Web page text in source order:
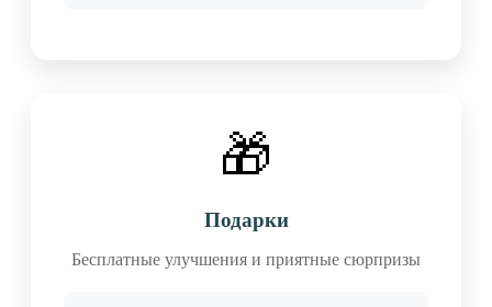
🎁
Подарки
Бесплатные улучшения и приятные сюрпризы